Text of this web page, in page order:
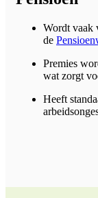
Wordt vaak
de
Premies
wat zorgt
Heeft